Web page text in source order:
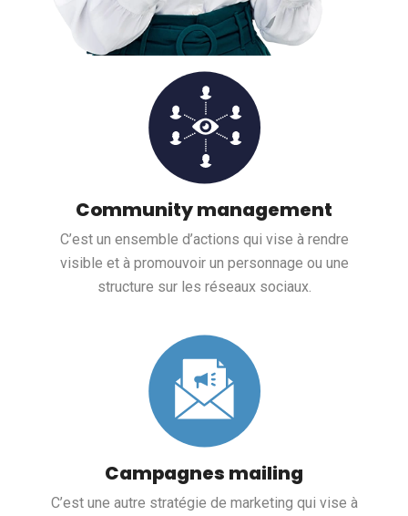
Community management
C’est un ensemble d’actions qui vise à rendre
visible et à promouvoir un personnage ou une
structure sur les réseaux sociaux.
Campagnes mailing
C’est une autre stratégie de marketing qui vise à